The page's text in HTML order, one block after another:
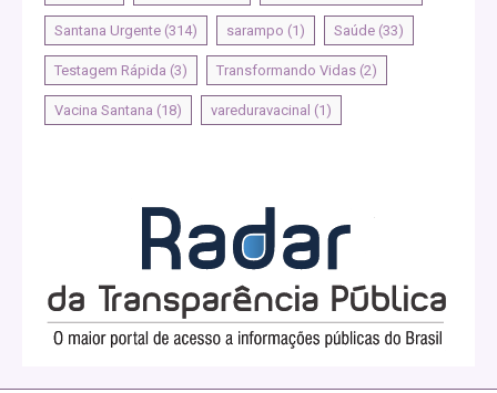
Santana Urgente (314) sarampo (1) Saúde (33)
Testagem Rápida (3) Transformando Vidas (2)
Vacina Santana (18) vareduravacinal (1)